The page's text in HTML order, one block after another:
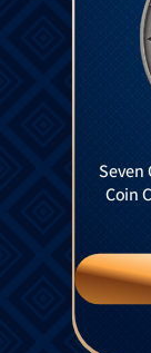
Seven
Coin